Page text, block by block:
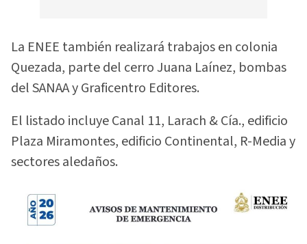
La ENEE también realizará trabajos en colonia
Quezada, parte del cerro Juana Laínez, bombas
del SANAA y Graficentro Editores.
El listado incluye Canal 11, Larach & Cía., edificio
Plaza Miramontes, edificio Continental, R-Media y
sectores aledaños.